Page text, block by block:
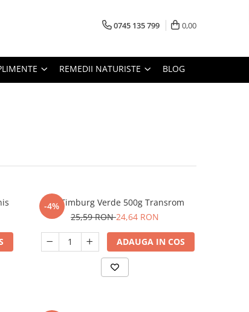
0745 135 799 0,00
REMEDII NATURISTE BLOG
-4%
Gel Timburg Verde 500g Transrom
25,59 RON24,64 RON
ADAUGA IN COS